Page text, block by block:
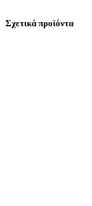
Σχετικά προϊόντα